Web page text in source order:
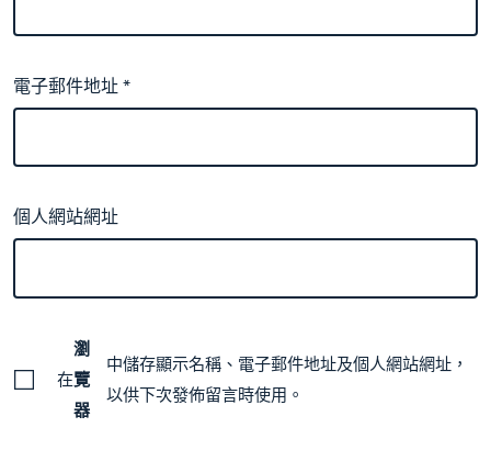
電子郵件地址*
個人網站網址
在
瀏
覽
器
中儲存顯示名稱、電子郵件地址及個人網站網址，
以供下次發佈留言時使用。